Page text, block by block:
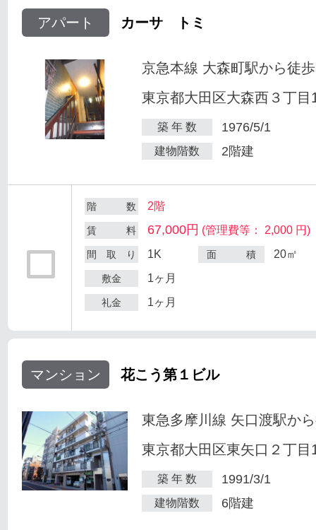
アパート カーサ トミ
京急本線 大森町駅から徒
東京都大田区大森西３丁目
築 年 数 1976/5/1
建物階数 2階建
階 数 2階
賃 料 67,000円 (管理費等： 2,000 円)
間 取 り 1K 面 積 20㎡
敷金 1ヶ月
礼金 1ヶ月
マンション 花こう第１ビル
東急多摩川線 矢口渡駅か
東京都大田区東矢口２丁目
築 年 数 1991/3/1
建物階数 6階建